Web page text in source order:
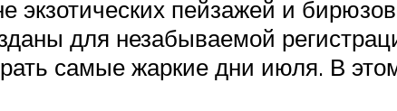
пейзажей и
для незабываемой
самые жаркие дни июля. В